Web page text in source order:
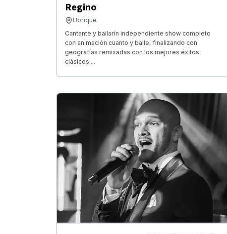
Regino
Ubrique
Cantante y bailarín independiente show completo
con animación cuanto y baile, finalizando con
geografías remixadas con los mejores éxitos
clásicos ...